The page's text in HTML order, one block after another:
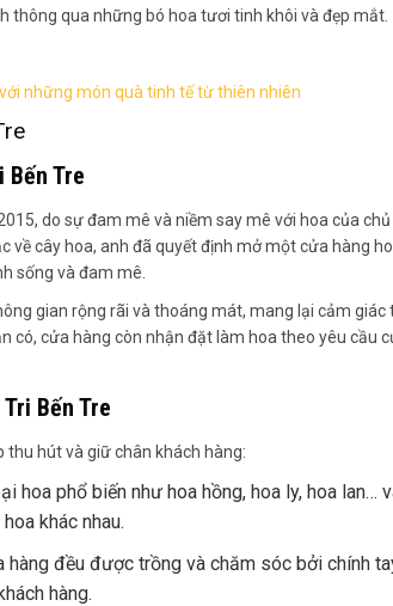
thông qua những bó hoa tươi tinh khôi và đẹp mắt.
những món quà tinh tế từ thiên nhiên
Bến Tre
do sự đam mê và niềm say mê với hoa của
về cây hoa, anh đã quyết định mở một cửa hàng
sống và đam mê.
gian rộng rãi và thoáng mát, mang lại cảm giác
có, cửa hàng còn nhận đặt làm hoa theo yêu cầu
Bến Tre
thu hút và giữ chân khách hàng:
hoa phổ biến như hoa hồng, hoa ly, hoa lan…
khác nhau.
đều được trồng và chăm sóc bởi chính
hàng.